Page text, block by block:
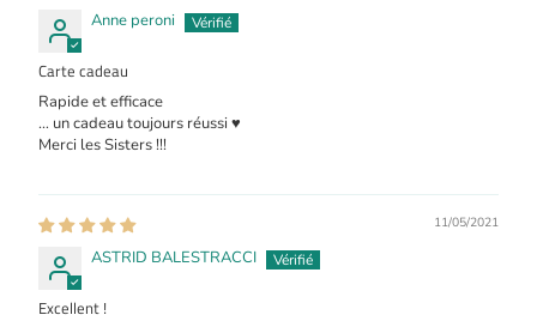
Anne peroni
Carte cadeau
Rapide et efficace
… un cadeau toujours réussi ♥️
Merci les Sisters !!!
11/05/2021
ASTRID BALESTRACCI
Excellent !